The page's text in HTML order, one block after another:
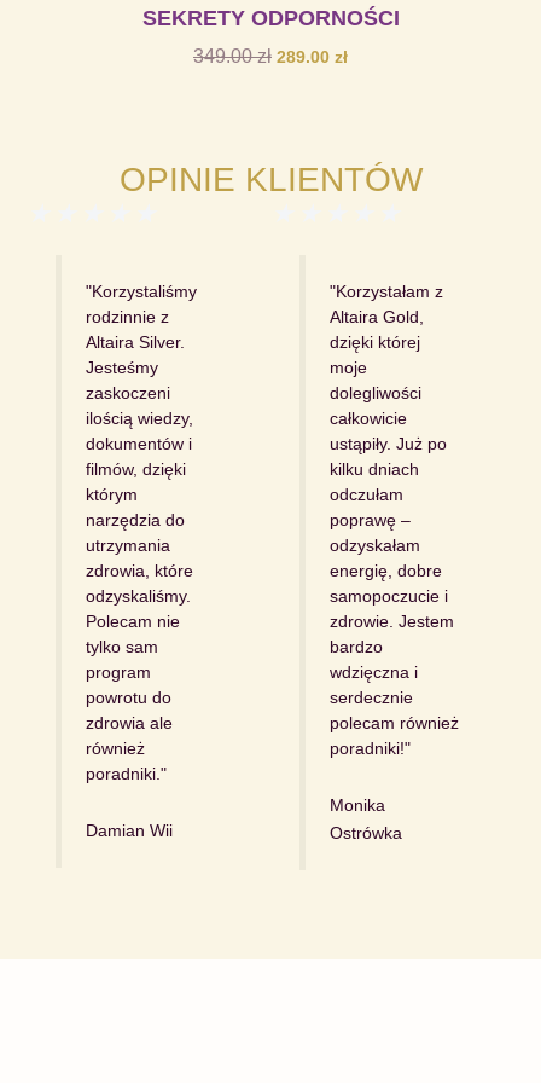
SEKRETY ODPORNOŚCI
349.00zł 289.00 zł
OPINIE KLIENTÓW
5
"Korzystaliśmy
rodzinnie z
Altaira Silver.
Jesteśmy
zaskoczeni
ilością wiedzy,
dokumentów i
filmów, dzięki
którym
narzędzia do
utrzymania
zdrowia, które
odzyskaliśmy.
Polecam nie
tylko sam
program
powrotu do
zdrowia ale
również
poradniki."
Damian Wii
5
"Korzystałam z
Altaira Gold,
dzięki której
moje
dolegliwości
całkowicie
ustąpiły. Już po
kilku dniach
odczułam
poprawę –
odzyskałam
energię, dobre
samopoczucie i
zdrowie. Jestem
bardzo
wdzięczna i
serdecznie
polecam również
poradniki!"
Monika
Ostrówka